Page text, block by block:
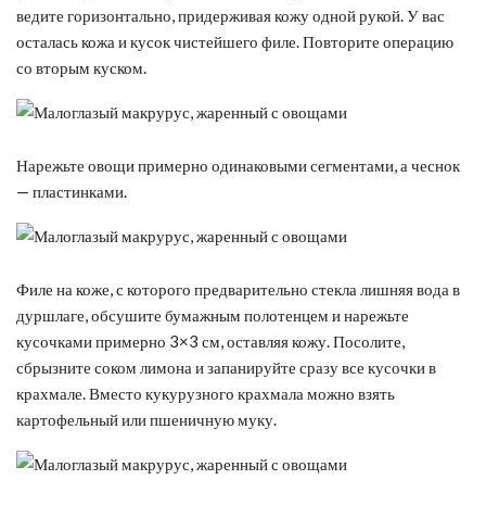
ведите горизонтально, придерживая кожу одной рукой. У вас
осталась кожа и кусок чистейшего филе. Повторите операцию
со вторым куском.
Нарежьте овощи примерно одинаковыми сегментами, а чеснок
— пластинками.
Филе на коже, с которого предварительно стекла лишняя вода в
дуршлаге, обсушите бумажным полотенцем и нарежьте
кусочками примерно 3×3 см, оставляя кожу. Посолите,
сбрызните соком лимона и запанируйте сразу все кусочки в
крахмале. Вместо кукурузного крахмала можно взять
картофельный или пшеничную муку.